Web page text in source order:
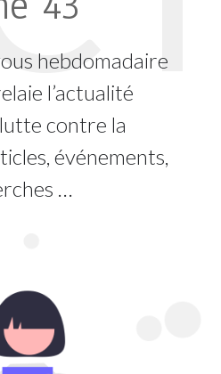
hebdomadaire
l’actualité
contre la
événements,
…